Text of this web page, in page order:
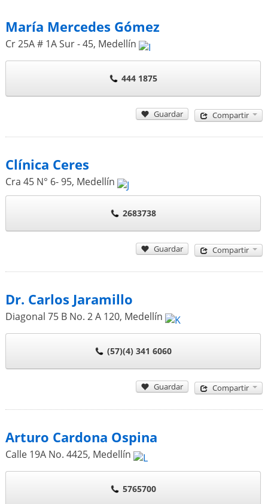
María Mercedes Gómez
Cr 25A # 1A Sur - 45, Medellín
444 1875
Guardar Compartir
Clínica Ceres
Cra 45 N° 6- 95, Medellín
2683738
Guardar Compartir
Dr. Carlos Jaramillo
Diagonal 75 B No. 2 A 120, Medellín
(57)(4) 341 6060
Guardar Compartir
Arturo Cardona Ospina
Calle 19A No. 4425, Medellín
5765700